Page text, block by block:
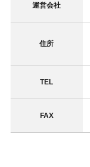
運営会社
住所
TEL
FAX